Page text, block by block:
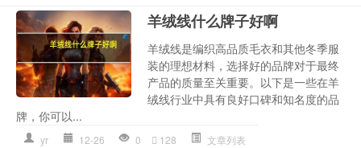
羊绒线什么牌子好啊
羊绒线是编织高品质毛衣和其他冬季服
装的理想材料，选择好的品牌对于最终
产品的质量至关重要。以下是一些在羊
绒线行业中具有良好口碑和知名度的品
牌，你可以...
yr 12-26 0 128 文章列表